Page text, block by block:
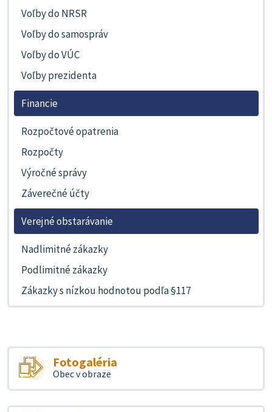
Voľby do NRSR
Voľby do samospráv
Voľby do VÚC
Voľby prezidenta
Financie
Rozpočtové opatrenia
Rozpočty
Výročné správy
Záverečné účty
Verejné obstarávanie
Nadlimitné zákazky
Podlimitné zákazky
Zákazky s nízkou hodnotou podľa §117
Fotogaléria
Obec v obraze